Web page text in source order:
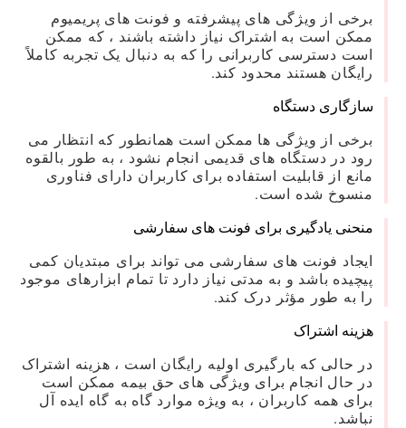
برخی از ویژگی های پیشرفته و فونت های پریمیوم
ممکن است به اشتراک نیاز داشته باشند ، که ممکن
است دسترسی کاربرانی را که به دنبال یک تجربه کاملاً
رایگان هستند محدود کند.
سازگاری دستگاه
برخی از ویژگی ها ممکن است همانطور که انتظار می
رود در دستگاه های قدیمی انجام نشود ، به طور بالقوه
مانع از قابلیت استفاده برای کاربران دارای فناوری
منسوخ شده است.
منحنی یادگیری برای فونت های سفارشی
ایجاد فونت های سفارشی می تواند برای مبتدیان کمی
پیچیده باشد و به مدتی نیاز دارد تا تمام ابزارهای موجود
را به طور مؤثر درک کند.
هزینه اشتراک
در حالی که بارگیری اولیه رایگان است ، هزینه اشتراک
در حال انجام برای ویژگی های حق بیمه ممکن است
برای همه کاربران ، به ویژه موارد گاه به گاه ایده آل
نباشد.